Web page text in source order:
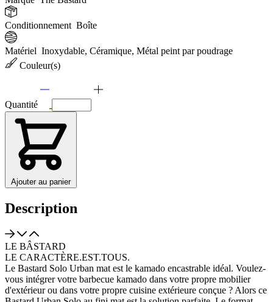
Conditionnement Boîte
Matériel Inoxydable, Céramique, Métal peint par poudrage
Couleur(s)
Quantité
Ajouter au panier
Description
LE BÂSTARD
LE CARACTÈRE.EST.TOUS.
Le Bastard Solo Urban mat est le kamado encastrable idéal. Voulez-
vous intégrer votre barbecue kamado dans votre propre mobilier
d'extérieur ou dans votre propre cuisine extérieure conçue ? Alors ce